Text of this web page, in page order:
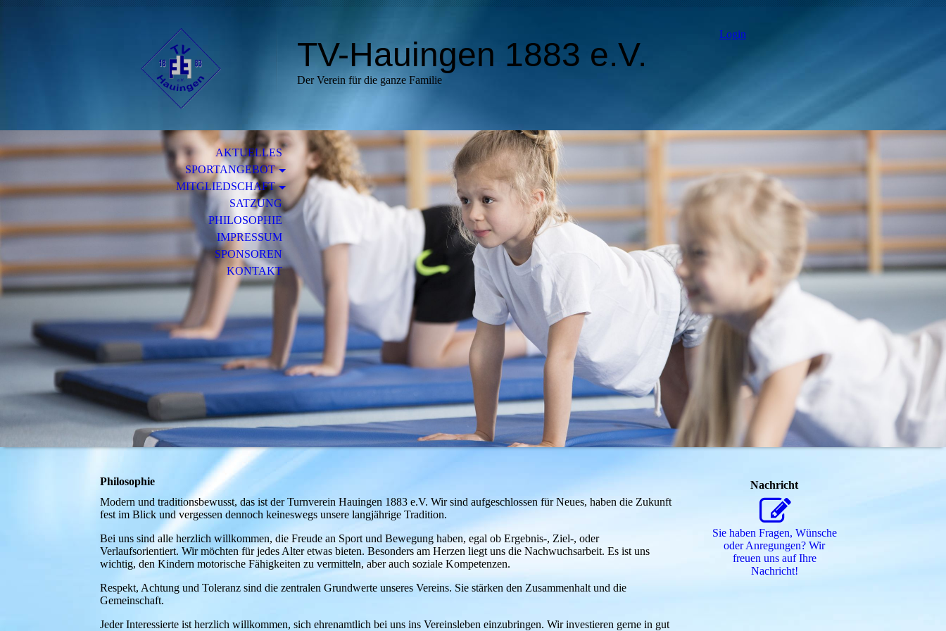
TV-Hauingen 1883 e.V.
Der Verein für die ganze Familie
Login
AKTUELLES
SPORTANGEBOT
MITGLIEDSCHAFT
SATZUNG
PHILOSOPHIE
IMPRESSUM
SPONSOREN
KONTAKT
Philosophie
Modern und traditionsbewusst, das ist der Turnverein Hauingen 1883 e.V. Wir sind aufgeschlossen für Neues, haben die Zukunft
fest im Blick und vergessen dennoch keineswegs unsere langjährige Tradition.
Bei uns sind alle herzlich willkommen, die Freude an Sport und Bewegung haben, egal ob Ergebnis-, Ziel-, oder
Verlaufsorientiert. Wir möchten für jedes Alter etwas bieten. Besonders am Herzen liegt uns die Nachwuchsarbeit. Es ist uns
wichtig, den Kindern motorische Fähigkeiten zu vermitteln, aber auch soziale Kompetenzen.
Respekt, Achtung und Toleranz sind die zentralen Grundwerte unseres Vereins. Sie stärken den Zusammenhalt und die
Gemeinschaft.
Jeder Interessierte ist herzlich willkommen, sich ehrenamtlich bei uns ins Vereinsleben einzubringen. Wir investieren gerne in gut
Nachricht
Sie haben Fragen, Wünsche
oder Anregungen? Wir
freuen uns auf Ihre
Nachricht!